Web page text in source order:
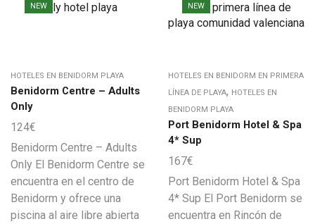
NEW
HOTELES EN BENIDORM PLAYA
Benidorm Centre – Adults
Only
124€
Benidorm Centre – Adults
Only El Benidorm Centre se
encuentra en el centro de
Benidorm y ofrece una
piscina al aire libre abierta
NEW
HOTELES EN BENIDORM EN PRIMERA
LÍNEA DE PLAYA, HOTELES EN
BENIDORM PLAYA
Port Benidorm Hotel & Spa
4* Sup
167€
Port Benidorm Hotel & Spa
4* Sup El Port Benidorm se
encuentra en Rincón de